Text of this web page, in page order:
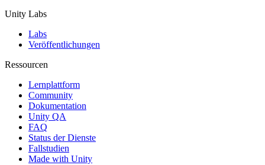
Unity Labs
Labs
Veröffentlichungen
Ressourcen
Lernplattform
Community
Dokumentation
Unity QA
FAQ
Status der Dienste
Fallstudien
Made with Unity